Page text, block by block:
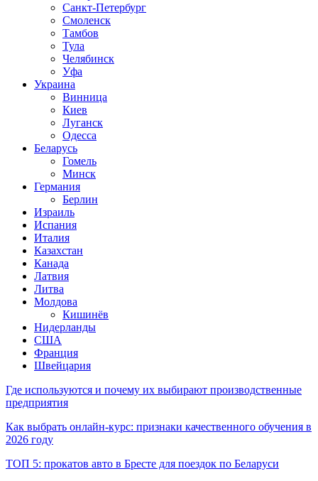
Санкт-Петербург
Смоленск
Тамбов
Тула
Челябинск
Уфа
Украина
Винница
Киев
Луганск
Одесса
Беларусь
Гомель
Минск
Германия
Берлин
Израиль
Испания
Италия
Казахстан
Канада
Латвия
Литва
Молдова
Кишинёв
Нидерланды
США
Франция
Швейцария
Где используются и почему их выбирают производственные
предприятия
Как выбрать онлайн-курс: признаки качественного обучения в
2026 году
ТОП 5: прокатов авто в Бресте для поездок по Беларуси